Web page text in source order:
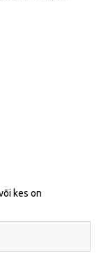
kes on